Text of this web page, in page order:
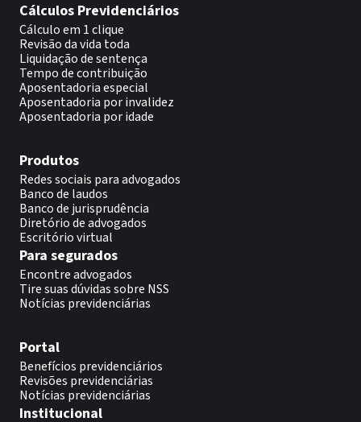
Cálculos Previdenciários
Cálculo em 1 clique
Revisão da vida toda
Liquidação de sentença
Tempo de contribuição
Aposentadoria especial
Aposentadoria por invalidez
Aposentadoria por idade
Produtos
Redes sociais para advogados
Banco de laudos
Banco de jurisprudência
Diretório de advogados
Escritório virtual
Para segurados
Encontre advogados
Tire suas dúvidas sobre NSS
Notícias previdenciárias
Portal
Benefícios previdenciários
Revisões previdenciárias
Notícias previdenciárias
Institucional